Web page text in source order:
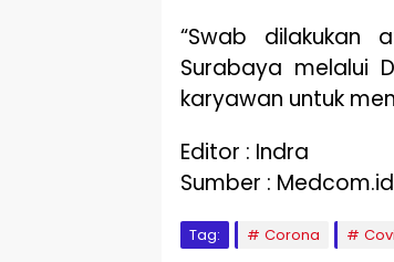
“Swab dilakukan
Surabaya melalui
karyawan untuk
Editor : Indra
Sumber : Medcom.id
Tag: Corona